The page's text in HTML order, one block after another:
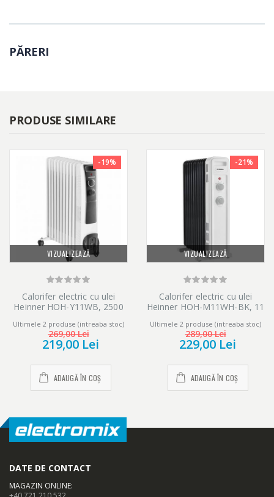
PĂRERI
PRODUSE SIMILARE
VIZUALIZEAZĂ
-19%
Calorifer electric cu ulei
Heinner HOH-Y11WB, 2500
supraincalzire, termostat
reglabil, alb
Ultimele 2 produse (intreaba stoc)
269,00 Lei
219,00 Lei
ADAUGĂ ÎN COȘ
VIZUALIZEAZĂ
-21%
Calorifer electric cu ulei
Heinner HOH-M11WH-BK, 11
temperatura, Termostat
ajustabil, Protectie
supraincalzire, Alb/Negru
Ultimele 2 produse (intreaba stoc)
289,00 Lei
229,00 Lei
ADAUGĂ ÎN COȘ
DATE DE CONTACT
MAGAZIN ONLINE: